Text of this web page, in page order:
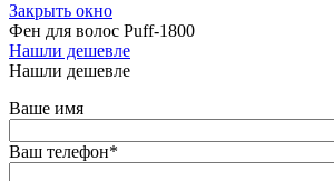
Закрыть окно
Фен для волос Puff-1800
Нашли дешевле
Нашли дешевле
Ваше имя
Ваш телефон*